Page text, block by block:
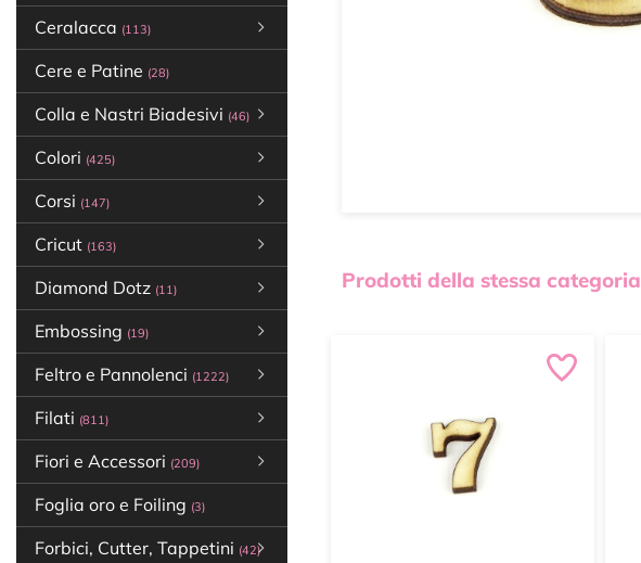
Ceralacca (113)
Cere e Patine (28)
Colla e Nastri Biadesivi (46)
Colori (425)
Corsi (147)
Cricut (163)
Diamond Dotz (11)
Embossing (19)
Feltro e Pannolenci (1222)
Filati (811)
Fiori e Accessori (209)
Foglia oro e Foiling (3)
Forbici, Cutter, Tappetini (42)
Prodotti della stessa categoria